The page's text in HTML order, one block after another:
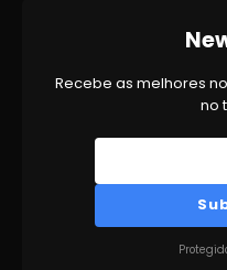
Recebe as melhores
no